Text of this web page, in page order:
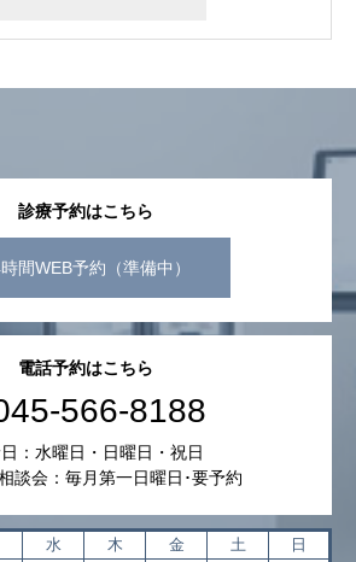
診療予約はこちら
間WEB予約（準備中）
電話予約はこちら
566-8188
：水曜日・日曜日・祝日
談会：毎月第一日曜日･要予約
水 木 金 土
日